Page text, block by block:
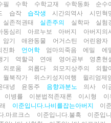
필 수학 수학교재 수학동화 순수
습작 습작생 시간의역사 시민혁
실존적권태 실존주의 실학파 실험
동심리 아르누보 아버지 아버지의
암기 애완동물 어거스틴 어린왕자
진화 언어학 엄마의죽음 에밀 에
기 역할극 연애 영어공부 영혼현
외로움 외롭다 외모지상주의 외할
월북작가 위스키성지여행 윌리엄제
대녕 윤동주 음향과분노 의사 이
이병률 이분법적존재론 이시형 이
이준입니다.나비를잡는아버지 이
.마르크스 이준입니다.불혹 이준입